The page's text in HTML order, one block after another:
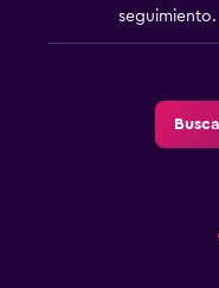
seguimiento.